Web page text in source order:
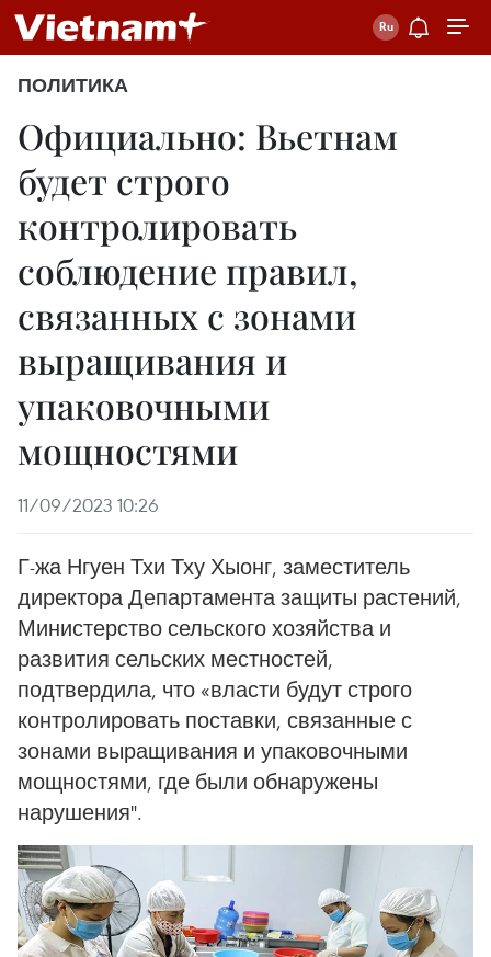
ПОЛИТИКА
Официально: Вьетнам
будет строго
контролировать
соблюдение правил,
связанных с зонами
выращивания и
упаковочными
мощностями
11/09/2023 10:26
Г-жа Нгуен Тхи Тху Хыонг, заместитель
директора Департамента защиты растений,
Министерство сельского хозяйства и
развития сельских местностей,
подтвердила, что «власти будут строго
контролировать поставки, связанные с
зонами выращивания и упаковочными
мощностями, где были обнаружены
нарушения".